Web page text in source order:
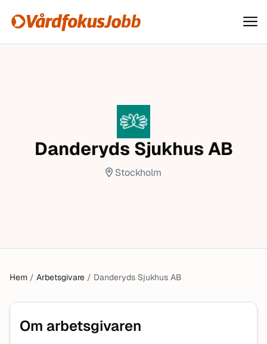
Hoppa till innehåll
Vårdfokusjobb
Danderyds Sjukhus AB
Stockholm
Hem / Arbetsgivare / Danderyds Sjukhus AB
Om arbetsgivaren